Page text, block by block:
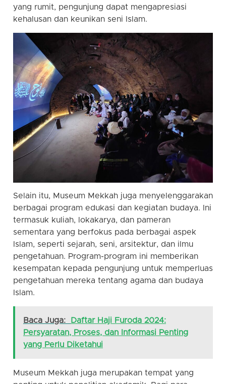
yang rumit, pengunjung dapat mengapresiasi
kehalusan dan keunikan seni Islam.
Selain itu, Museum Mekkah juga menyelenggarakan
berbagai program edukasi dan kegiatan budaya. Ini
termasuk kuliah, lokakarya, dan pameran
sementara yang berfokus pada berbagai aspek
Islam, seperti sejarah, seni, arsitektur, dan ilmu
pengetahuan. Program-program ini memberikan
kesempatan kepada pengunjung untuk memperluas
pengetahuan mereka tentang agama dan budaya
Islam.
Baca Juga:
Daftar Haji Furoda 2024:
Persyaratan, Proses, dan Informasi Penting
yang Perlu Diketahui
Museum Mekkah juga merupakan tempat yang